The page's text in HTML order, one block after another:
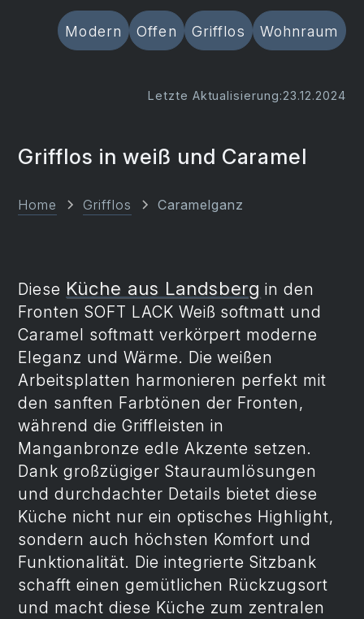
Modern Offen Grifflos Wohnraum
Letzte Aktualisierung:23.12.2024
Grifflos in weiß und Caramel
Home Grifflos Caramelganz
Diese Küche aus Landsberg in den
Fronten SOFT LACK Weiß softmatt und
Caramel softmatt verkörpert moderne
Eleganz und Wärme. Die weißen
Arbeitsplatten harmonieren perfekt mit
den sanften Farbtönen der Fronten,
während die Griffleisten in
Manganbronze edle Akzente setzen.
Dank großzügiger Stauraumlösungen
und durchdachter Details bietet diese
Küche nicht nur ein optisches Highlight,
sondern auch höchsten Komfort und
Funktionalität. Die integrierte Sitzbank
schafft einen gemütlichen Rückzugsort
und macht diese Küche zum zentralen